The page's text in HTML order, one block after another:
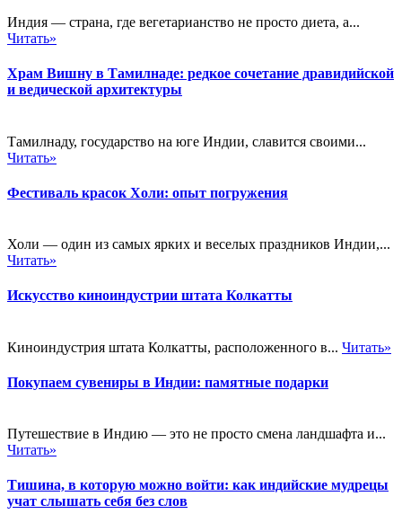
Индия — страна, где вегетарианство не просто диета, а...
Читать»
Храм Вишну в Тамилнаде: редкое сочетание дравидийской
и ведической архитектуры
Тамилнаду, государство на юге Индии, славится своими...
Читать»
Фестиваль красок Холи: опыт погружения
Холи — один из самых ярких и веселых праздников Индии,...
Читать»
Искусство киноиндустрии штата Колкатты
Киноиндустрия штата Колкатты, расположенного в... Читать»
Покупаем сувениры в Индии: памятные подарки
Путешествие в Индию — это не просто смена ландшафта и...
Читать»
Тишина, в которую можно войти: как индийские мудрецы
учат слышать себя без слов